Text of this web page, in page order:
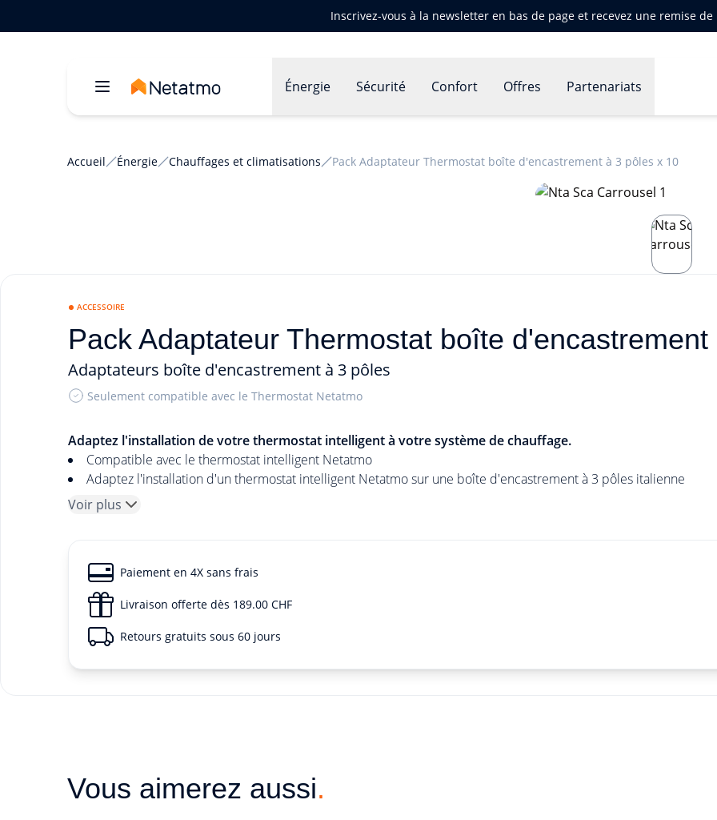
Inscrivez-vous à la newsletter en bas de page et recevez une remise de
Énergie Sécurité Confort Offres Partenariats
Accueil Énergie Chauffages et climatisations Pack Adaptateur Thermostat boîte d'encastrement à 3 pôles x 10
ACCESSOIRE
Pack Adaptateur Thermostat boîte d'encastrement
Adaptateurs boîte d'encastrement à 3 pôles
Seulement compatible avec le Thermostat Netatmo
Adaptez l'installation de votre thermostat intelligent à votre système de chauffage.
Compatible avec le thermostat intelligent Netatmo
Adaptez l'installation d'un thermostat intelligent Netatmo sur une boîte d'encastrement à 3 pôles italienne
Voir plus
Paiement en 4X sans frais
Livraison offerte dès 189.00 CHF
Retours gratuits sous 60 jours
Vous aimerez aussi.